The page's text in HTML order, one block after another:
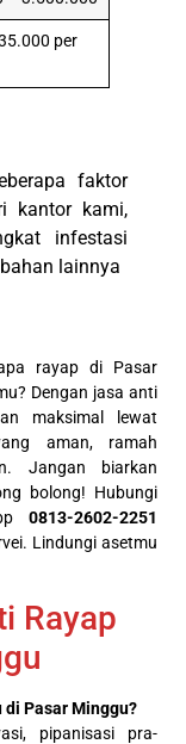
per
faktor
kantor kami,
infestasi
lainnya
rayap di Pasar
Dengan jasa anti
maksimal lewat
aman, ramah
Jangan biarkan
bolong! Hubungi
0813-2602-2251
Lindungi asetmu
Rayap
di Pasar Minggu?
pipanisasi pra-